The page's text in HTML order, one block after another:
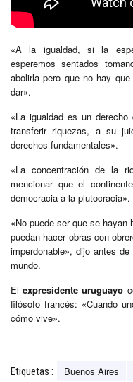
«A la igualdad, si la
esperemos sentados
abolirla pero que no hay
dar».
«La igualdad es un
transferir riquezas, a su
derechos fundamentales».
«La concentración de la
mencionar que el
democracia a la plutocracia».
«No puede ser que se
puedan hacer obras con
imperdonable», dijo antes
mundo.
El expresidente uruguayo
filósofo francés: «Cuando
cómo vive».
Etiquetas : Buenos Aires